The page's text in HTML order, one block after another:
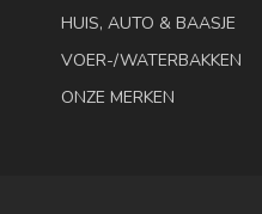
HUIS, AUTO & BAASJE
VOER-/WATERBAKKEN
ONZE MERKEN